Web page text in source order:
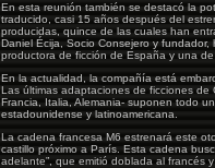
En esta reunión también se destacó la
traducido, casi 15 años después del
producidas, quince de las cuales han
Daniel Écija, Socio Consejero y
productora de ficción de España y una
En la actualidad, la compañía está
Las últimas adaptaciones de ficciones
Francia, Italia, Alemania- suponen todo
estadounidense y latinoamericana.
La cadena francesa M6 estrenará este
castillo próximo a París. Esta cadena
adelante”, que emitió doblada al francés